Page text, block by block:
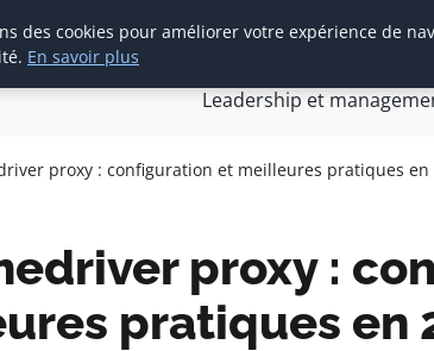
Agence Media Com Web
Accueil Création
Leadership et
proxy : configuration et meilleures pratiques en
proxy :
pratiques en
des cookies pour améliorer votre expérience de
En savoir plus